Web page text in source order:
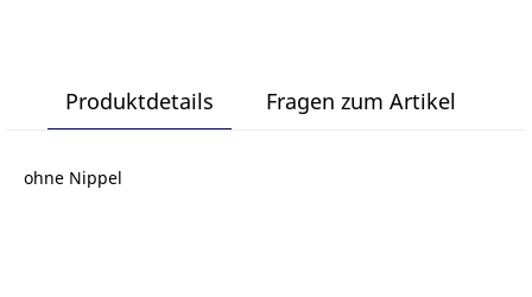
Produktdetails Fragen zum Artikel
ohne Nippel